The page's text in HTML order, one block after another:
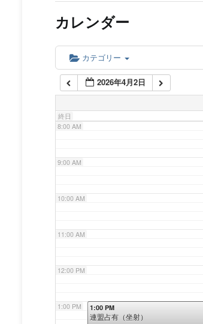
カレンダー
カテゴリー
2026年4月2日
終日
5:00 AM
6:00 AM
7:00 AM
8:00 AM
9:00 AM
10:00 AM
11:00 AM
12:00 PM
1:00 PM 1:00 PM
連盟占有（坐射）